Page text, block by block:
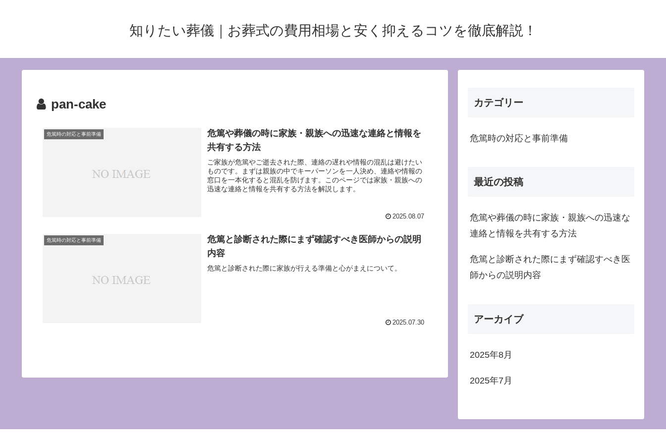
知りたい葬儀｜お葬式の費用相場と安く抑えるコツを徹底解説！
pan-cake
危篤時の対応と事前準備
危篤や葬儀の時に家族・親族への迅速な連絡と情報を
共有する方法
ご家族が危篤やご逝去された際、連絡の遅れや情報の混乱は避けたい
ものです。まずは親族の中でキーパーソンを一人決め、連絡や情報の
窓口を一本化すると混乱を防げます。このページでは家族・親族への
迅速な連絡と情報を共有する方法を解説します。
2025.08.07
危篤時の対応と事前準備
危篤と診断された際にまず確認すべき医師からの説明
内容
危篤と診断された際に家族が行える準備と心がまえについて。
2025.07.30
カテゴリー
危篤時の対応と事前準備
最近の投稿
危篤や葬儀の時に家族・親族への迅速な
連絡と情報を共有する方法
危篤と診断された際にまず確認すべき医
師からの説明内容
アーカイブ
2025年8月
2025年7月